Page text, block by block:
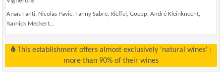
Anaïs Fanti, Nicolas Pavie, Fanny Sabre, Rieffel, Goepp, André Kleinknecht,
Yannick Meckert...
This establishment offers almost exclusively 'natural wines' :
more than 90% of their wines